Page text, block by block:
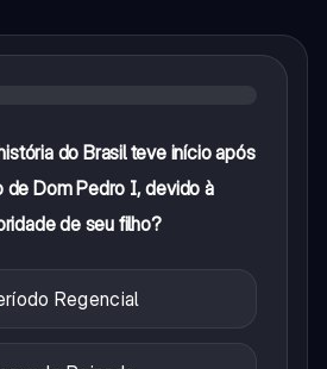
do Brasil teve início após
de Dom Pedro I, devido à
de seu filho?
Regencial